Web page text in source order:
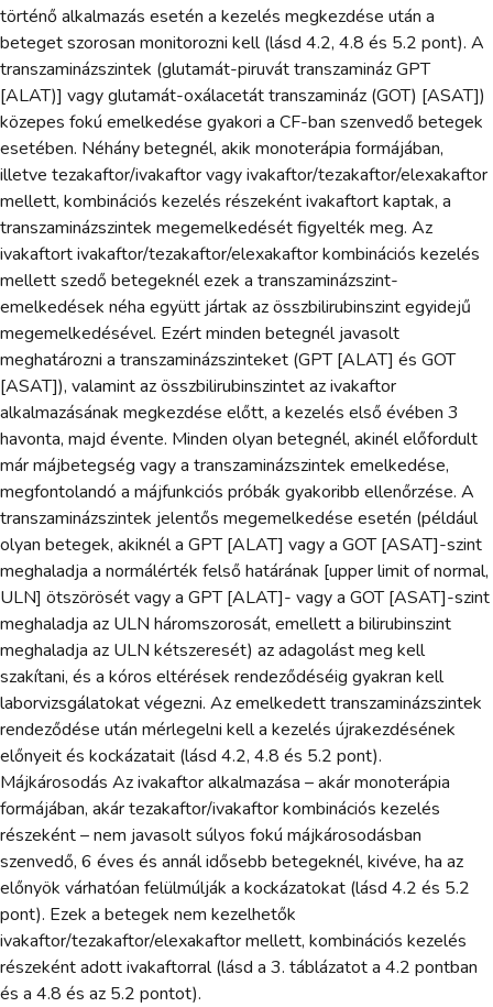
történő alkalmazás esetén a kezelés megkezdése után a
beteget szorosan monitorozni kell (lásd 4.2, 4.8 és 5.2 pont). A
transzaminázszintek (glutamát-piruvát transzamináz GPT
[ALAT)] vagy glutamát-oxálacetát transzamináz (GOT) [ASAT])
közepes fokú emelkedése gyakori a CF-ban szenvedő betegek
esetében. Néhány betegnél, akik monoterápia formájában,
illetve tezakaftor/ivakaftor vagy ivakaftor/tezakaftor/elexakaftor
mellett, kombinációs kezelés részeként ivakaftort kaptak, a
transzaminázszintek megemelkedését figyelték meg. Az
ivakaftort ivakaftor/tezakaftor/elexakaftor kombinációs kezelés
mellett szedő betegeknél ezek a transzaminázszint-
emelkedések néha együtt jártak az összbilirubinszint egyidejű
megemelkedésével. Ezért minden betegnél javasolt
meghatározni a transzaminázszinteket (GPT [ALAT] és GOT
[ASAT]), valamint az összbilirubinszintet az ivakaftor
alkalmazásának megkezdése előtt, a kezelés első évében 3
havonta, majd évente. Minden olyan betegnél, akinél előfordult
már májbetegség vagy a transzaminázszintek emelkedése,
megfontolandó a májfunkciós próbák gyakoribb ellenőrzése. A
transzaminázszintek jelentős megemelkedése esetén (például
olyan betegek, akiknél a GPT [ALAT] vagy a GOT [ASAT]-szint
meghaladja a normálérték felső határának [upper limit of normal,
ULN] ötszörösét vagy a GPT [ALAT]- vagy a GOT [ASAT]-szint
meghaladja az ULN háromszorosát, emellett a bilirubinszint
meghaladja az ULN kétszeresét) az adagolást meg kell
szakítani, és a kóros eltérések rendeződéséig gyakran kell
laborvizsgálatokat végezni. Az emelkedett transzaminázszintek
rendeződése után mérlegelni kell a kezelés újrakezdésének
előnyeit és kockázatait (lásd 4.2, 4.8 és 5.2 pont).
Májkárosodás Az ivakaftor alkalmazása – akár monoterápia
formájában, akár tezakaftor/ivakaftor kombinációs kezelés
részeként – nem javasolt súlyos fokú májkárosodásban
szenvedő, 6 éves és annál idősebb betegeknél, kivéve, ha az
előnyök várhatóan felülmúlják a kockázatokat (lásd 4.2 és 5.2
pont). Ezek a betegek nem kezelhetők
ivakaftor/tezakaftor/elexakaftor mellett, kombinációs kezelés
részeként adott ivakaftorral (lásd a 3. táblázatot a 4.2 pontban
és a 4.8 és az 5.2 pontot).